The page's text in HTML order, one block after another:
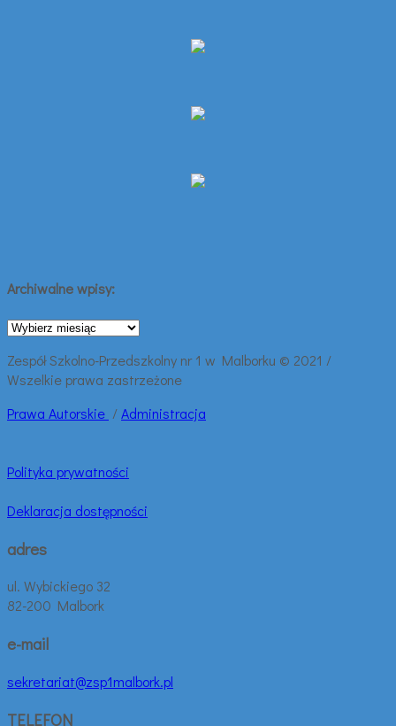
Archiwalne wpisy:
Archiwalne
Zespół Szkolno-Przedszkolny nr 1 w Malborku © 2021 /
Wszelkie prawa zastrzeżone
Prawa Autorskie /Administracja
Polityka prywatności
Deklaracja dostępności
adres
ul. Wybickiego 32
82-200 Malbork
e-mail
sekretariat@zsp1malbork.pl
TELEFON